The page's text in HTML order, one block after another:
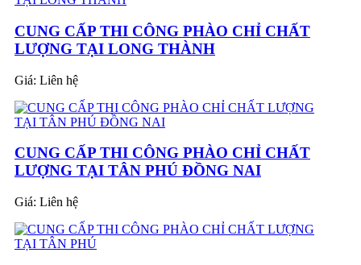
CUNG CẤP THI CÔNG PHÀO CHỈ CHẤT
LƯỢNG TẠI LONG THÀNH
Giá: Liên hệ
CUNG CẤP THI CÔNG PHÀO CHỈ CHẤT
LƯỢNG TẠI TÂN PHÚ ĐỒNG NAI
Giá: Liên hệ